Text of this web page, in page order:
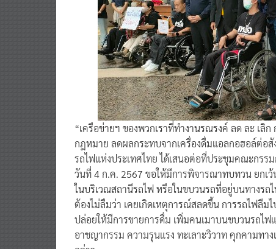
“เครือข่ายฯ ของพวกเราที่ทำงานรณรงค์ ลด ละ เลิ
กฎหมาย ลดผลกระทบจากเครื่องดื่มแอลกอฮอล์ต่อ
รถไฟแห่งประเทศไทย ได้เสนอต่อที่ประชุมคณะกรร
วันที่ 4 ก.ค. 2567 ขอให้มีการพิจารณาทบทวน ยกเ
ในบริเวณสถานีรถไฟ หรือในขบวนรถที่อยู่บนทางรถไ
ต้องไม่ลืมว่า เคยเกิดเหตุการณ์สลดขึ้น การรถไฟลื
ปล่อยให้มีการขายการดื่ม เพิ่มคนเมาบนขบวนรถไ
อาชญากรรม ความรุนแรง ทะเลาะวิวาท คุกคามทา
กล่าว